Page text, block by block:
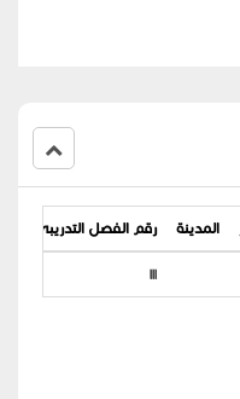
المدينة رقم الفصل التدريبي
١١١